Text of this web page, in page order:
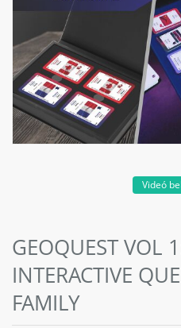
Videó
GEOQUEST VOL
INTERACTIVE
FAMILY